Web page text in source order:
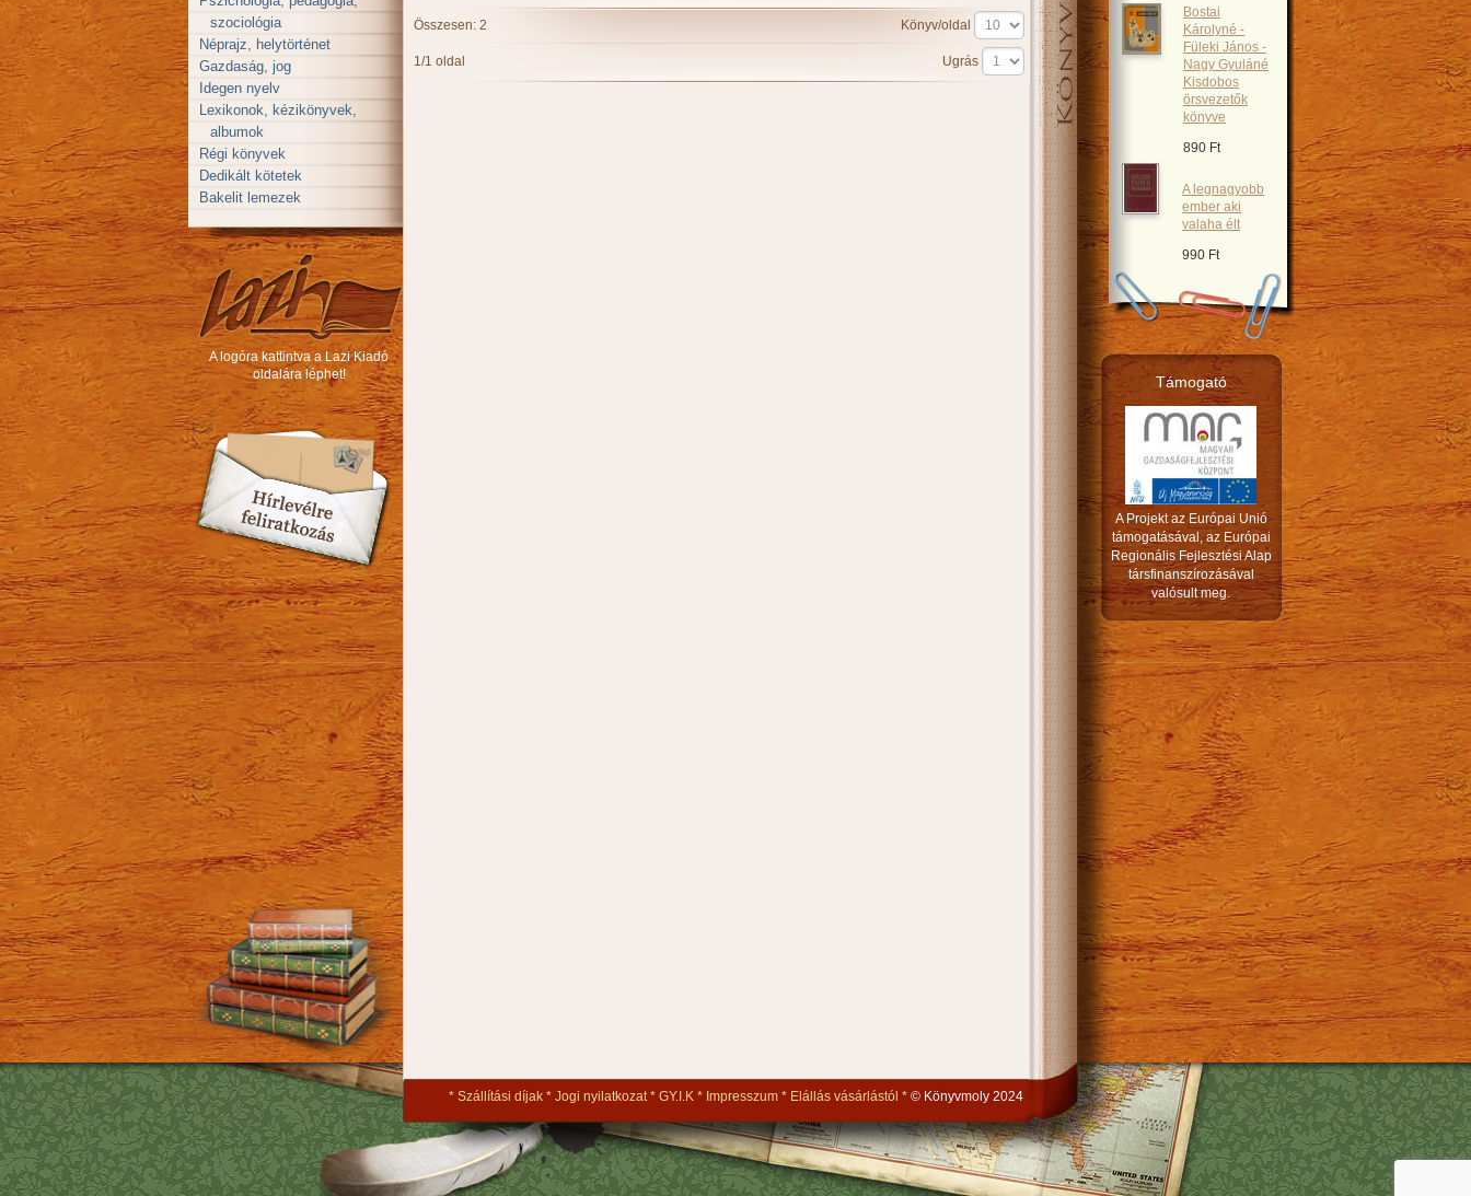
szociológia
Néprajz, helytörténet
Gazdaság, jog
Idegen nyelv
Lexikonok, kézikönyvek,
albumok
Régi könyvek
Dedikált kötetek
Bakelit lemezek
A logóra kattintva a Lazi Kiadó
oldalára léphet!
Bostai
Károlyné -
Füleki János -
Nagy Gyuláné
Kisdobos
örsvezetők
könyve
890 Ft
A legnagyobb
ember aki
valaha élt
990 Ft
Támogató
A Projekt az Európai Unió
támogatásával, az Európai
Regionális Fejlesztési Alap
társfinanszírozásával
valósult meg.
Összesen: 2 Könyv/oldal
1/1 oldal Ugrás
Szállítási díjak Jogi nyilatkozat GY.I.K Impresszum Elállás vásárlástól © Könyvmoly 2024